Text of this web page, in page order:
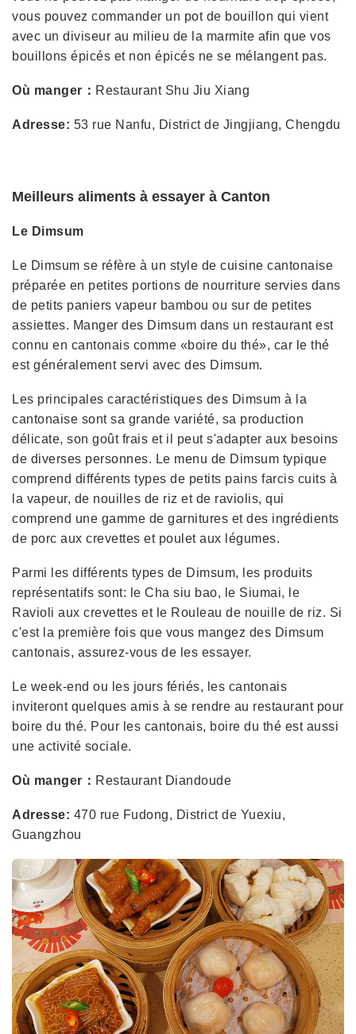
vous pouvez commander un pot de bouillon qui vient
avec un diviseur au milieu de la marmite afin que vos
bouillons épicés et non épicés ne se mélangent pas.
Où manger： Restaurant Shu Jiu Xiang
Adresse: 53 rue Nanfu, District de Jingjiang, Chengdu
Meilleurs aliments à essayer à Canton
Le Dimsum
Le Dimsum se réfère à un style de cuisine cantonaise
préparée en petites portions de nourriture servies dans
de petits paniers vapeur bambou ou sur de petites
assiettes. Manger des Dimsum dans un restaurant est
connu en cantonais comme «boire du thé», car le thé
est généralement servi avec des Dimsum.
Les principales caractéristiques des Dimsum à la
cantonaise sont sa grande variété, sa production
délicate, son goût frais et il peut s'adapter aux besoins
de diverses personnes. Le menu de Dimsum typique
comprend différents types de petits pains farcis cuits à
la vapeur, de nouilles de riz et de raviolis, qui
comprend une gamme de garnitures et des ingrédients
de porc aux crevettes et poulet aux légumes.
Parmi les différents types de Dimsum, les produits
représentatifs sont: le Cha siu bao, le Siumai, le
Ravioli aux crevettes et le Rouleau de nouille de riz. Si
c'est la première fois que vous mangez des Dimsum
cantonais, assurez-vous de les essayer.
Le week-end ou les jours fériés, les cantonais
inviteront quelques amis à se rendre au restaurant pour
boire du thé. Pour les cantonais, boire du thé est aussi
une activité sociale.
Où manger： Restaurant Diandoude
Adresse: 470 rue Fudong, District de Yuexiu,
Guangzhou